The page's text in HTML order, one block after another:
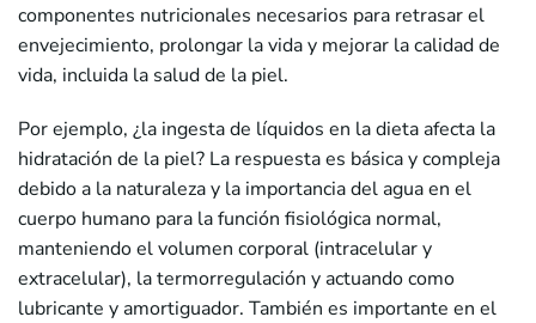
componentes nutricionales necesarios para retrasar el
envejecimiento, prolongar la vida y mejorar la calidad de
vida, incluida la salud de la piel.
Por ejemplo, ¿la ingesta de líquidos en la dieta afecta la
hidratación de la piel? La respuesta es básica y compleja
debido a la naturaleza y la importancia del agua en el
cuerpo humano para la función fisiológica normal,
manteniendo el volumen corporal (intracelular y
extracelular), la termorregulación y actuando como
lubricante y amortiguador. También es importante en el